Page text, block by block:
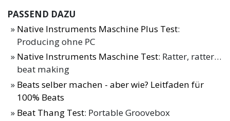
PASSEND DAZU
Native Instruments Maschine Plus Test:
Producing ohne PC
Native Instruments Maschine Test: Ratter, ratter…
beat making
Beats selber machen - aber wie? Leitfaden für
100% Beats
Beat Thang Test: Portable Groovebox